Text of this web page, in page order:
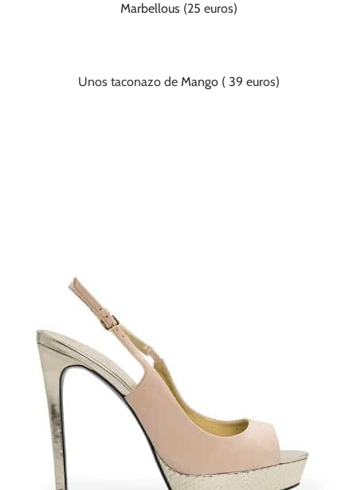
Marbellous (25 euros)
Unos taconazo de Mango( 39 euros)